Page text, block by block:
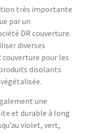
très importante
par un
DR couverture.
diverses
couverture pour les
disolants
une
et durable à long
violet, vert,